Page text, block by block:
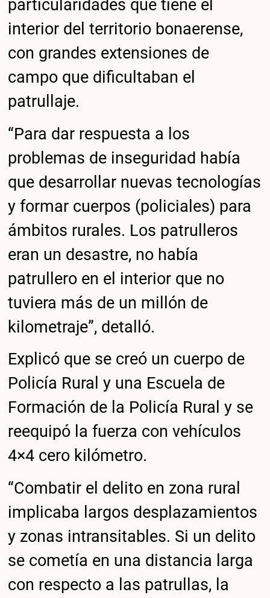
particularidades que tiene el
interior del territorio bonaerense,
con grandes extensiones de
campo que dificultaban el
patrullaje.
“Para dar respuesta a los
problemas de inseguridad había
que desarrollar nuevas tecnologías
y formar cuerpos (policiales) para
ámbitos rurales. Los patrulleros
eran un desastre, no había
patrullero en el interior que no
tuviera más de un millón de
kilometraje”, detalló.
Explicó que se creó un cuerpo de
Policía Rural y una Escuela de
Formación de la Policía Rural y se
reequipó la fuerza con vehículos
4×4 cero kilómetro.
“Combatir el delito en zona rural
implicaba largos desplazamientos
y zonas intransitables. Si un delito
se cometía en una distancia larga
con respecto a las patrullas, la